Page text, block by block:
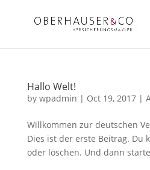
Hallo Welt!
by wpadmin | Oct 19, 2017|
Willkommen zur deutschen
Dies ist der erste Beitrag. Du
oder löschen. Und dann